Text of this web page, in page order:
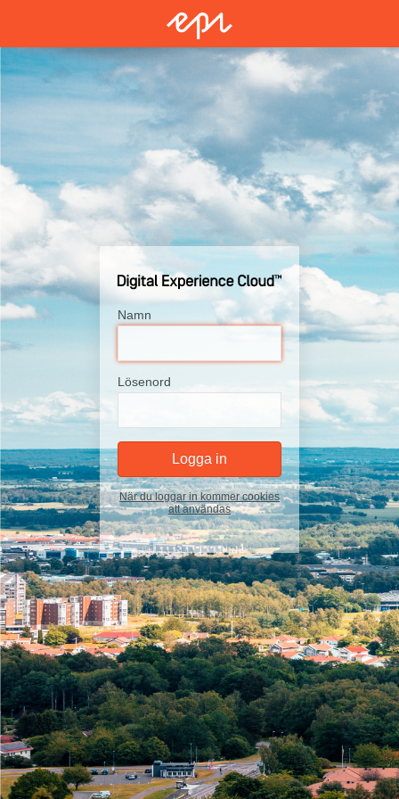
Namn
Lösenord
När du loggar in kommer cookies
att användas